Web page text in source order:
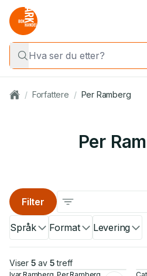
/ Forfattere / Per Ramberg
Per
Språk Format Levering
Filter
Viser 5 av 5 treff